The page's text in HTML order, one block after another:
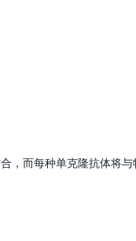
，而每种单克隆抗体将与